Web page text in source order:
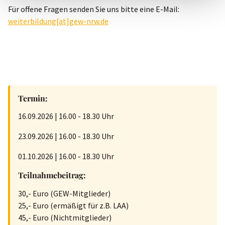
Für offene Fragen senden Sie uns bitte eine E-Mail:
weiterbildung[at]gew-nrw.de
Termin:
16.09.2026 | 16.00 - 18.30 Uhr
23.09.2026 | 16.00 - 18.30 Uhr
01.10.2026 | 16.00 - 18.30 Uhr
Teilnahmebeitrag:
30,- Euro (GEW-Mitglieder)
25,- Euro (ermäßigt für z.B. LAA)
45,- Euro (Nichtmitglieder)